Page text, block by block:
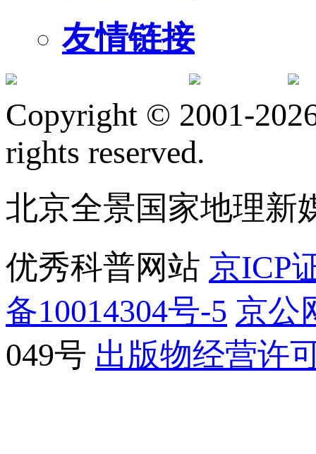
友情链接
Copyright © 2001-
rights reserved.
北京全景国家地理新
优秀科普网站 京ICP
备10014304号-5 京公
049号 出版物经营许